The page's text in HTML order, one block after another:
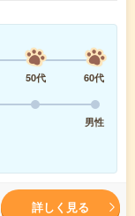
50代
60代
男性
詳しく見る